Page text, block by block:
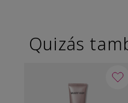
Quizás